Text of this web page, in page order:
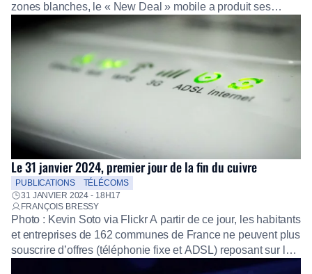
zones blanches, le « New Deal » mobile a produit ses
effets : 88 % du territoire et plus de 99 % de la population
bénéficient aujourd’hui d’un accès aux réseaux mobiles,
selon le dernier bilan de l’Arcep. Cette progression […]
Le 31 janvier 2024, premier jour de la fin du cuivre
PUBLICATIONS
TÉLÉCOMS
31 JANVIER 2024 - 18H17
FRANÇOIS BRESSY
Photo : Kevin Soto via Flickr A partir de ce jour, les habitants
et entreprises de 162 communes de France ne peuvent plus
souscrire d’offres (téléphonie fixe et ADSL) reposant sur la
technologie du cuivre. Progressivement, c’est l’ensemble du